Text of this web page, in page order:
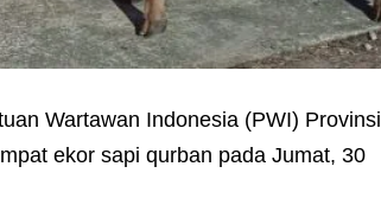
Wartawan Indonesia (PWI) Provinsi
ekor sapi qurban pada Jumat, 30